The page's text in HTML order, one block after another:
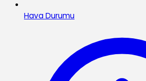
Hava Durumu